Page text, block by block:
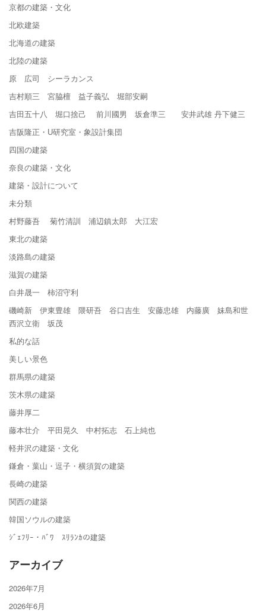
京都の建築・文化
北欧建築
北海道の建築
北陸の建築
原 広司 シーラカンス
吉村順三 宮脇檀 益子義弘 堀部安嗣
吉田五十八 堀口捨己 前川國男 坂倉準三 安井武雄 丹下健三
吉阪隆正・U研究室・象設計集団
四国の建築
奈良の建築・文化
建築・設計について
未分類
村野藤吾 菊竹清訓 浦辺鎮太郎 大江宏
東北の建築
淡路島の建築
滋賀の建築
白井晟一 柿沼守利
磯崎新 伊東豊雄 隈研吾 谷口吉生 安藤忠雄 内藤廣 妹島和世
西沢立衛 坂茂
私的な話
美しい景色
群馬県の建築
茨木県の建築
藤井厚二
藤本壮介 平田晃久 中村拓志 石上純也
軽井沢の建築・文化
鎌倉・葉山・逗子・横須賀の建築
長崎の建築
関西の建築
韓国ソウルの建築
ｼﾞｪﾌﾘｰ・ﾊﾞﾜ ｽﾘﾗﾝｶの建築
アーカイブ
2026年7月
2026年6月